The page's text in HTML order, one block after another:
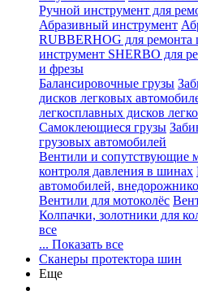
Ручной инструмент для
Абразивный инструмент
RUBBERHOG для ремонта
инструмент SHERBO для
и фрезы
Балансировочные грузы
дисков легковых
легкосплавных дисков
Самоклеющиеся грузы
грузовых автомобилей
Вентили и сопутствующие
контроля давления в шинах
автомобилей,
Вентили для мотоколёс
Колпачки, золотники для
все
... Показать все
Сканеры протектора шин
Еще